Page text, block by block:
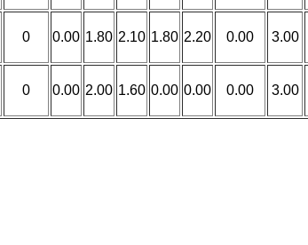
0 0.00 1.80 2.10 1.80 2.20 0.00 3.00
0 0.00 2.00 1.60 0.00 0.00 0.00 3.00